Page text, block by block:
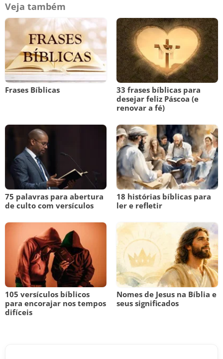
Veja também
Frases Bíblicas
33 frases bíblicas para
desejar feliz Páscoa (e
renovar a fé)
75 palavras para abertura
de culto com versículos
18 histórias bíblicas para
ler e refletir
105 versículos bíblicos
para encorajar nos tempos
difíceis
Nomes de Jesus na Bíblia e
seus significados